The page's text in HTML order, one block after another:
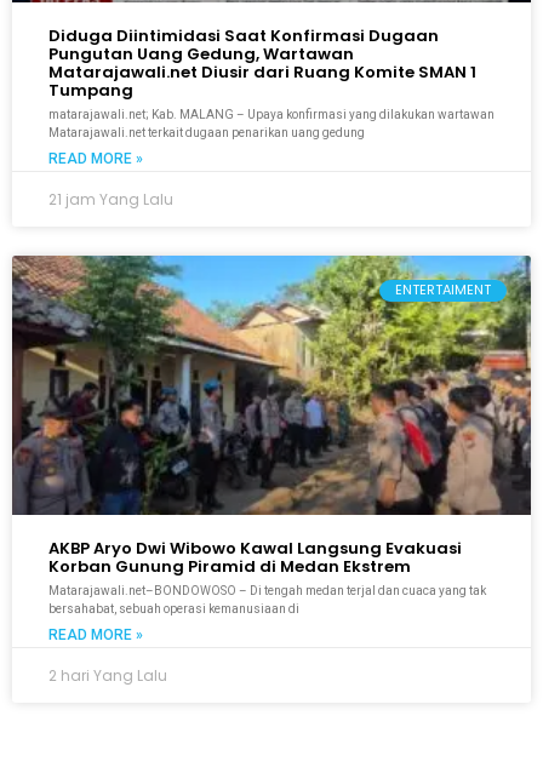
Diduga Diintimidasi Saat Konfirmasi Dugaan
Pungutan Uang Gedung, Wartawan
Matarajawali.net Diusir dari Ruang Komite SMAN 1
Tumpang
matarajawali.net; Kab. MALANG – Upaya konfirmasi yang dilakukan wartawan
Matarajawali.net terkait dugaan penarikan uang gedung
READ MORE »
21 jam Yang Lalu
ENTERTAIMENT
AKBP Aryo Dwi Wibowo Kawal Langsung Evakuasi
Korban Gunung Piramid di Medan Ekstrem
Matarajawali.net–BONDOWOSO – Di tengah medan terjal dan cuaca yang tak
bersahabat, sebuah operasi kemanusiaan di
READ MORE »
2 hari Yang Lalu